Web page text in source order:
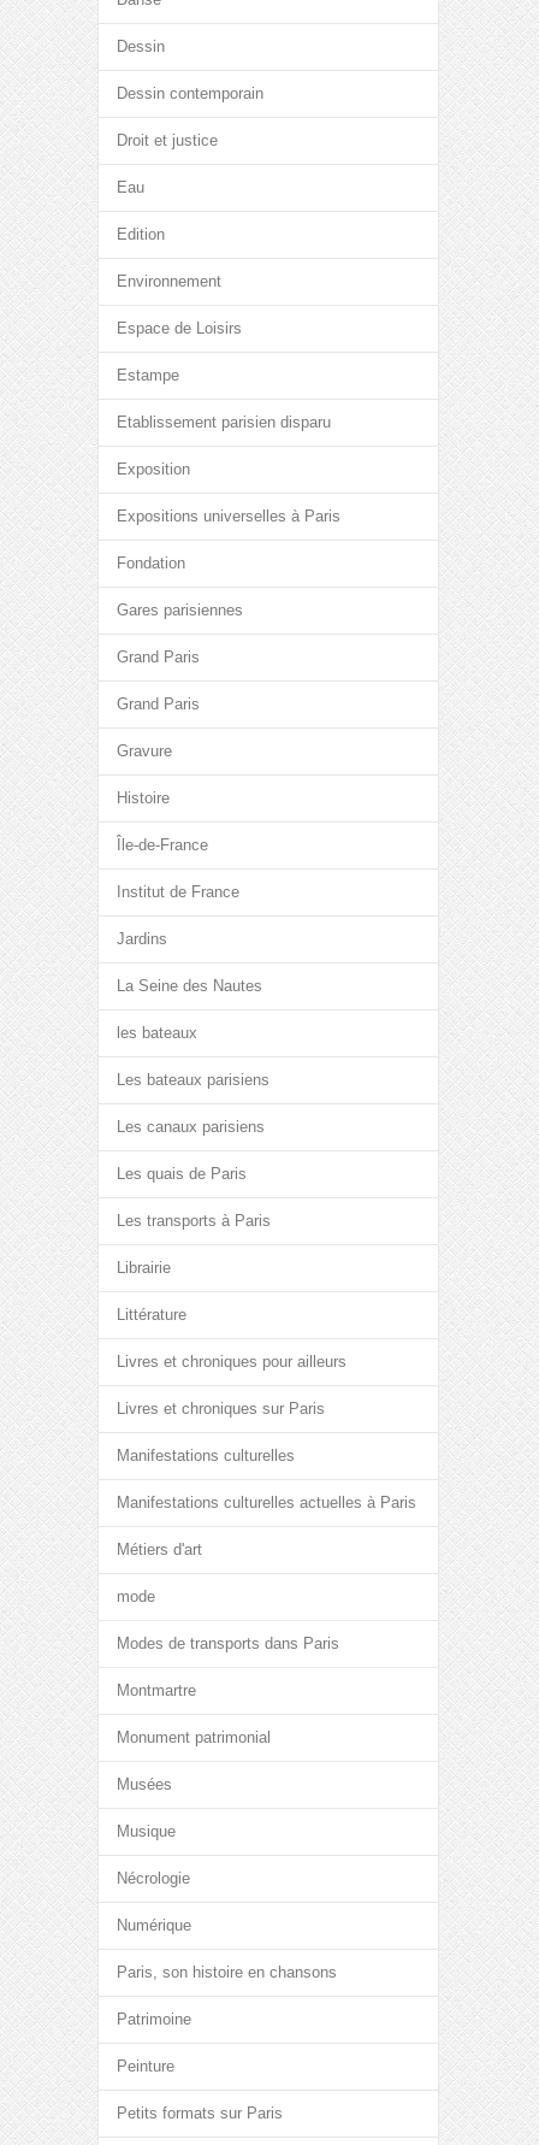
Dessin
Dessin contemporain
Droit et justice
Eau
Edition
Environnement
Espace de Loisirs
Estampe
Etablissement parisien disparu
Exposition
Expositions universelles à Paris
Fondation
Gares parisiennes
Grand Paris
Grand Paris
Gravure
Histoire
Île-de-France
Institut de France
Jardins
La Seine des Nautes
les bateaux
Les bateaux parisiens
Les canaux parisiens
Les quais de Paris
Les transports à Paris
Librairie
Littérature
Livres et chroniques pour ailleurs
Livres et chroniques sur Paris
Manifestations culturelles
Manifestations culturelles actuelles à Paris
Métiers d'art
mode
Modes de transports dans Paris
Montmartre
Monument patrimonial
Musées
Musique
Nécrologie
Numérique
Paris, son histoire en chansons
Patrimoine
Peinture
Petits formats sur Paris